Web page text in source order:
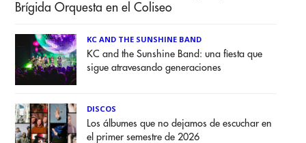
Brígida Orquesta en el Coliseo
KC AND THE SUNSHINE BAND
KC and the Sunshine Band: una fiesta que
sigue atravesando generaciones
DISCOS
Los álbumes que no dejamos de escuchar en
el primer semestre de 2026